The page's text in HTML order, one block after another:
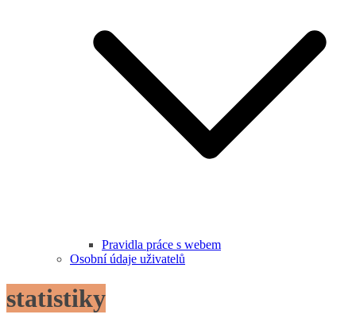
Pravidla práce s webem
Osobní údaje uživatelů
statistiky